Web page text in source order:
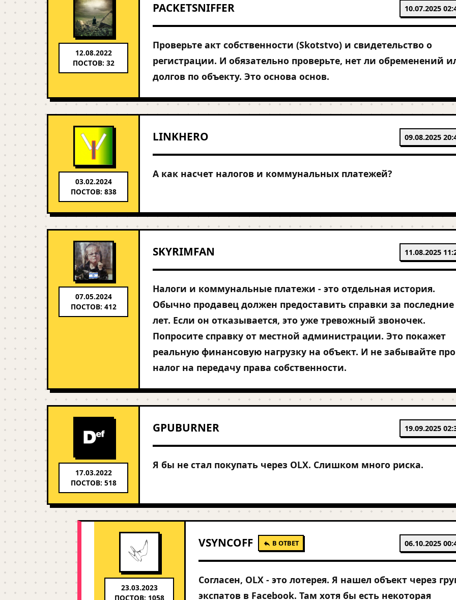
12.08.2022
ПОСТОВ: 32
PACKETSNIFFER 10.07.2025
Проверьте акт собственности (Skotstvo) и свидетельство о
регистрации. И обязательно проверьте, нет ли обременений
долгов по объекту. Это основа основ.
03.02.2024
ПОСТОВ: 838
LINKHERO 09.08.2025
А как насчет налогов и коммунальных платежей?
07.05.2024
ПОСТОВ: 412
SKYRIMFAN 11.08.2025
Налоги и коммунальные платежи - это отдельная история.
Обычно продавец должен предоставить справки за последние
лет. Если он отказывается, это уже тревожный звоночек.
Попросите справку от местной администрации. Это покажет
реальную финансовую нагрузку на объект. И не забывайте про
налог на передачу права собственности.
17.03.2022
ПОСТОВ: 518
GPUBURNER 19.09.2025
Я бы не стал покупать через OLX. Слишком много риска.
23.03.2023
ПОСТОВ: 1058
VSYNCOFF В ОТВЕТ 06.10.2025
Согласен, OLX - это лотерея. Я нашел объект через
экспатов в Facebook. Там хотя бы есть некоторая